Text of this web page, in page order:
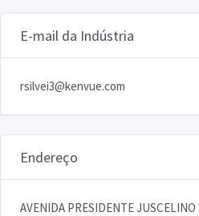
E-mail da Indústria
rsilvei3@kenvue.com
Endereço
AVENIDA PRESIDENTE